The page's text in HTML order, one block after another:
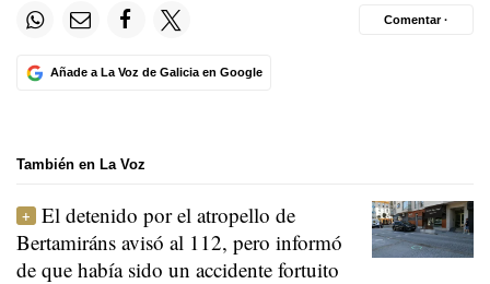
Añade a La Voz de Galicia en Google
Comentar ·
También en La Voz
El detenido por el atropello de
Bertamiráns avisó al 112, pero informó
de que había sido un accidente fortuito